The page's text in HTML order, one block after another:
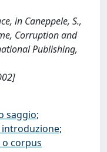
in Caneppele, S.,
Corruption and
Publishing,
saggio;
introduzione;
corpus